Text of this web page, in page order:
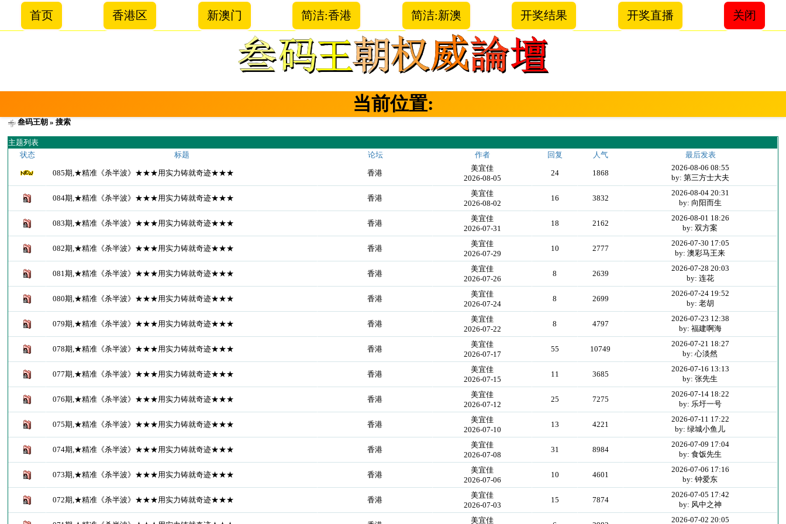
首页 香港区 新澳门 简洁:香港 简洁:新澳 开奖结果 开奖直播 关闭
当前位置:
叁码王朝 » 搜索
主题列表
状态
标题 论坛 作者 回复 人气 最后发表
085期,★精准《杀半波》★★★用实力铸就奇迹★★★ 香港
美宜佳
2026-08-05
24 1868
2026-08-06 08:55
by: 第三方士大夫
084期,★精准《杀半波》★★★用实力铸就奇迹★★★ 香港
美宜佳
2026-08-02
16 3832
2026-08-04 20:31
by: 向阳而生
083期,★精准《杀半波》★★★用实力铸就奇迹★★★ 香港
美宜佳
2026-07-31
18 2162
2026-08-01 18:26
by: 双方案
082期,★精准《杀半波》★★★用实力铸就奇迹★★★ 香港
美宜佳
2026-07-29
10 2777
2026-07-30 17:05
by: 澳彩马王来
081期,★精准《杀半波》★★★用实力铸就奇迹★★★ 香港
美宜佳
2026-07-26
8 2639
2026-07-28 20:03
by: 连花
080期,★精准《杀半波》★★★用实力铸就奇迹★★★ 香港
美宜佳
2026-07-24
8 2699
2026-07-24 19:52
by: 老胡
079期,★精准《杀半波》★★★用实力铸就奇迹★★★ 香港
美宜佳
2026-07-22
8 4797
2026-07-23 12:38
by: 福建啊海
078期,★精准《杀半波》★★★用实力铸就奇迹★★★ 香港
美宜佳
2026-07-17
55 10749
2026-07-21 18:27
by: 心淡然
077期,★精准《杀半波》★★★用实力铸就奇迹★★★ 香港
美宜佳
2026-07-15
11 3685
2026-07-16 13:13
by: 张先生
076期,★精准《杀半波》★★★用实力铸就奇迹★★★ 香港
美宜佳
2026-07-12
25 7275
2026-07-14 18:22
by: 乐圩一号
075期,★精准《杀半波》★★★用实力铸就奇迹★★★ 香港
美宜佳
2026-07-10
13 4221
2026-07-11 17:22
by: 绿城小鱼儿
074期,★精准《杀半波》★★★用实力铸就奇迹★★★ 香港
美宜佳
2026-07-08
31 8984
2026-07-09 17:04
by: 食饭先生
073期,★精准《杀半波》★★★用实力铸就奇迹★★★ 香港
美宜佳
2026-07-06
10 4601
2026-07-06 17:16
by: 钟爱东
072期,★精准《杀半波》★★★用实力铸就奇迹★★★ 香港
美宜佳
2026-07-03
15 7874
2026-07-05 17:42
by: 风中之神
美宜佳 2026-07-02 20:05